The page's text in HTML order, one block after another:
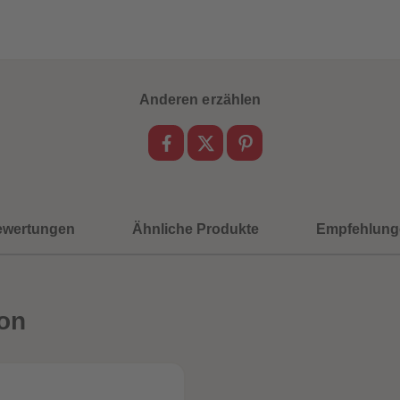
Anderen erzählen
Ähnliche Produkte